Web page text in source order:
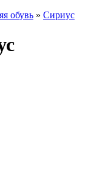
обувь » Сириус